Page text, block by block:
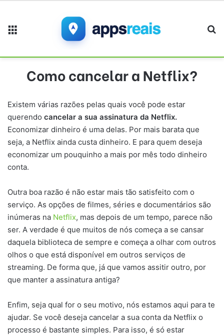
Como cancelar a Netflix?
Existem várias razões pelas quais você pode estar
querendo cancelar a sua assinatura da Netflix.
Economizar dinheiro é uma delas. Por mais barata que
seja, a Netflix ainda custa dinheiro. E para quem deseja
economizar um pouquinho a mais por mês todo dinheiro
conta.
Outra boa razão é não estar mais tão satisfeito com o
serviço. As opções de filmes, séries e documentários são
inúmeras na Netflix, mas depois de um tempo, parece não
ser. A verdade é que muitos de nós começa a se cansar
daquela biblioteca de sempre e começa a olhar com outros
olhos o que está disponível em outros serviços de
streaming. De forma que, já que vamos assitir outro, por
que manter a assinatura antiga?
Enfim, seja qual for o seu motivo, nós estamos aqui para te
ajudar. Se você deseja cancelar a sua conta da Netflix o
processo é bastante simples. Para isso, é só estar